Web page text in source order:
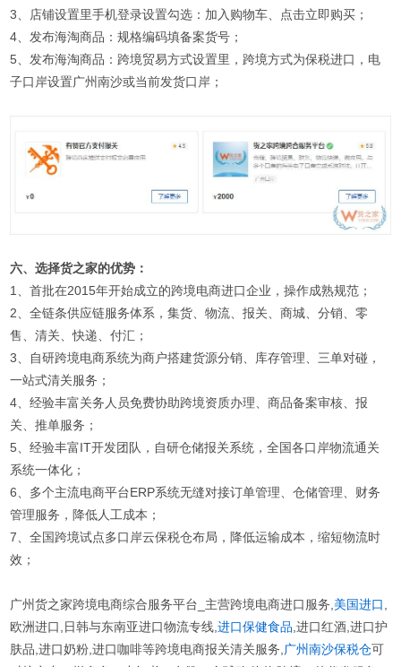
3、店铺设置里手机登录设置勾选：加入购物车、点击立即购买；
4、发布海淘商品：规格编码填备案货号；
5、发布海淘商品：跨境贸易方式设置里，跨境方式为保税进口，电
子口岸设置广州南沙或当前发货口岸；
六、选择货之家的优势：
1、首批在2015年开始成立的跨境电商进口企业，操作成熟规范；
2、全链条供应链服务体系，集货、物流、报关、商城、分销、零
售、清关、快递、付汇；
3、自研跨境电商系统为商户搭建货源分销、库存管理、三单对碰，
一站式清关服务；
4、经验丰富关务人员免费协助跨境资质办理、商品备案审核、报
关、推单服务；
5、经验丰富IT开发团队，自研仓储报关系统，全国各口岸物流通关
系统一体化；
6、多个主流电商平台ERP系统无缝对接订单管理、仓储管理、财务
管理服务，降低人工成本；
7、全国跨境试点多口岸云保税仓布局，降低运输成本，缩短物流时
效；
广州货之家跨境电商综合服务平台_主营跨境电商进口服务,美国进口,
欧洲进口,日韩与东南亚进口物流专线,进口保健食品,进口红酒,进口护
肤品,进口奶粉,进口咖啡等跨境电商报关清关服务,广州南沙保税仓可